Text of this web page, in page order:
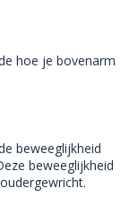
hoe je bovenarm
beweeglijkheid
beweeglijkheid